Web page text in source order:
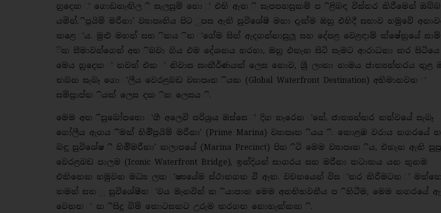
හුදෙක ් ගොඩනැඟිල ි සැලසුම් හො ් එහි ඇත ි සැපපහසුකම් ප ිළිබඳ විස්තර කිරීමෙන්
යමින්,ිප්‍රයිම් මරීනා’ ව්‍යාපෘතිය පිට ුපස ඇති සුවිශේෂී මහා දැක්ම ඔහු එහිදී සභාව හමුවේ
කළෙ ්ය. මුළු මහත් සභ ිකය ින ්ගේම සිත් ඇදගන්නාසුලූ සහ දේපළ වෙළඳාම් ක්ෂේත්‍රයේ
ික සීමාවන්ගෙන් අභ ිබවා ගිය එම දේශනය හරහා, ඔහු එතැන සිටි සැමට ආරාධනා කර
මෙය හුදෙක ් තවත් එක ් නිවාස සංකීර්ණයක් ලෙස නොව, ශ්‍රී ලංකා නාමය ජාත්‍යන්තරය තුළ
තබන සැබෑ ගො ්ලීය වෙරළබඩ ව්‍යාපෘත ියක (Global Waterfront Destination) අභිමානවත ්
සම්ප්‍රාප්ත ියක් ලෙස දක ින ලෙසය ි.
මෙම අත ිසුඛෝපභො ්ගී අලෙවි පරිශ්‍රය ඔස්සෙ ් දිග හැරෙන ්නේ, ජාත්‍යන්තර තත්වයේ සැබෑ
ගෝලීය ඇගය ීමක් හිමිිප්‍රයිම් මරීනා’ (Prime Marina) ව්‍යාපෘත ියය ි. කොළඹ වරාය නගරයේ
බඳු සුවිශේෂ ී හිමිිමරීනා’ කලාපයේ (Marina Precinct) පිහ ිටි මෙම ව්‍යාපෘත ිය, එතැන ඇති
වෙරළබඩ පාලම (Iconic Waterfront Bridge), ඉන්දියන් සාගරය සහ මරීනා තටාකය යන තුනම
එකිනෙක හමුවන මධ්‍ය ලක ්ෂ්‍යයේම ස්ථානගත වී ඇත. වචනයෙන් විස ්තර කිරීමටත
තමන් සත ු සුවිශේෂීත ්වය මැනවින් ක ියාපාන මෙම අනභිභවනීය ප ිහිටීම, මෙම නගරයේ
වෙනත ් ක ිසිදු බිම් කොටසකට උරුම කරගත නොහැක්කක ි.